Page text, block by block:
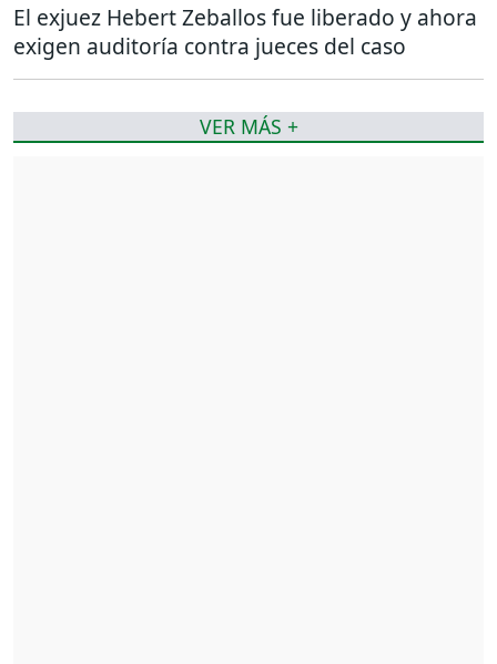
El exjuez Hebert Zeballos fue liberado y ahora
exigen auditoría contra jueces del caso
VER MÁS +